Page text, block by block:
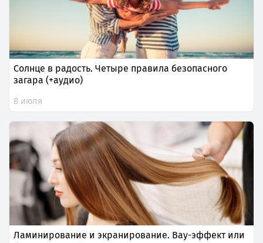
Солнце в радость. Четыре правила безопасного
загара (+аудио)
8 июля
Ламинирование и экранирование. Вау-эффект или